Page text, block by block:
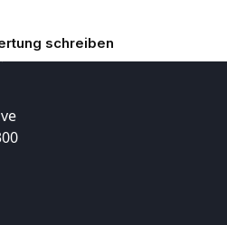
schreiben